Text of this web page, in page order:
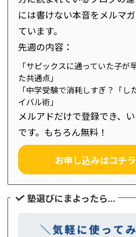
には書けない本音をメルマ
ています。
先週の内容：
「サピックスに通っていた子が
た共通点」
「中学受験で消耗しすぎ？「し
イバル術」
メルアドだけで登録でき、
です。もちろん無料！
お申し込みはコチ
塾選びにまよったら...